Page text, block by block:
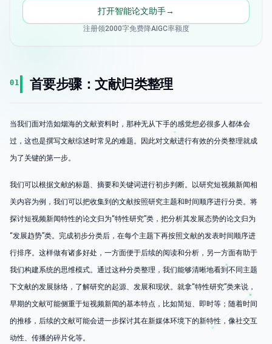
打开智能论文助手→
注册领2000字免费降AIGC率额度
01 首要步骤：文献归类整理
当我们面对浩如烟海的文献资料时，那种无从下手的感觉想必很多人都体会
过，这也是撰写文献综述时常见的难题。因此对文献进行有效的分类整理就成
为了关键的第一步。
我们可以根据文献的标题、摘要和关键词进行初步判断。以研究短视频新闻相
关内容为例，我们可以把收集到的文献按照研究主题和时间顺序进行分类。将
探讨短视频新闻特性的论文归为“特性研究”类，把分析其发展态势的论文归为
“发展趋势”类。完成初步分类后，在每个主题下再按照文献的发表时间顺序进
行排序。这样做有诸多好处，一方面便于后续的阅读和分析，另一方面有助于
我们构建系统的思维模式。通过这种分类整理，我们能够清晰地看到不同主题
下文献的发展脉络，了解研究的起源、发展和现状。就拿“特性研究”类来说，
早期的文献可能侧重于短视频新闻的基本特点，比如简短、即时等；随着时间
的推移，后续的文献可能会进一步探讨其在新媒体环境下的新特性，像社交互
动性、传播的碎片化等。